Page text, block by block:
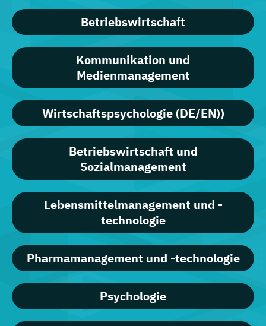
Betriebswirtschaft
Kommunikation und
Medienmanagement
Wirtschaftspsychologie (DE/EN))
Betriebswirtschaft und
Sozialmanagement
Lebensmittelmanagement und -
technologie
Pharmamanagement und -technologie
Psychologie